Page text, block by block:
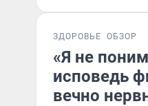
ЗДОРОВЬЕ ОБЗОР
«Я не
исповедь
вечно